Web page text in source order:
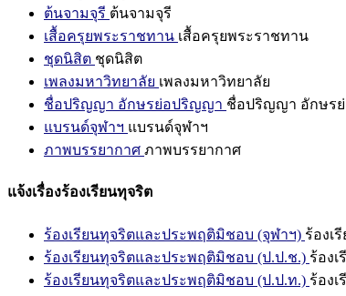
ต้นจามจุรี ต้นจามจุรี
เสื้อครุยพระราชทาน เสื้อครุยพระราชทาน
ชุดนิสิต ชุดนิสิต
เพลงมหาวิทยาลัย เพลงมหาวิทยาลัย
ชื่อปริญญา อักษรย่อปริญญา ชื่อปริญญา อักษร
แบรนด์จุฬาฯ แบรนด์จุฬาฯ
ภาพบรรยากาศ ภาพบรรยากาศ
แจ้งเรื่องร้องเรียนทุจริต
ร้องเรียนทุจริตและประพฤติมิชอบ (จุฬาฯ) ร้องเ
ร้องเรียนทุจริตและประพฤติมิชอบ (ป.ป.ช.) ร้อง
ร้องเรียนทุจริตและประพฤติมิชอบ (ป.ป.ท.) ร้อง